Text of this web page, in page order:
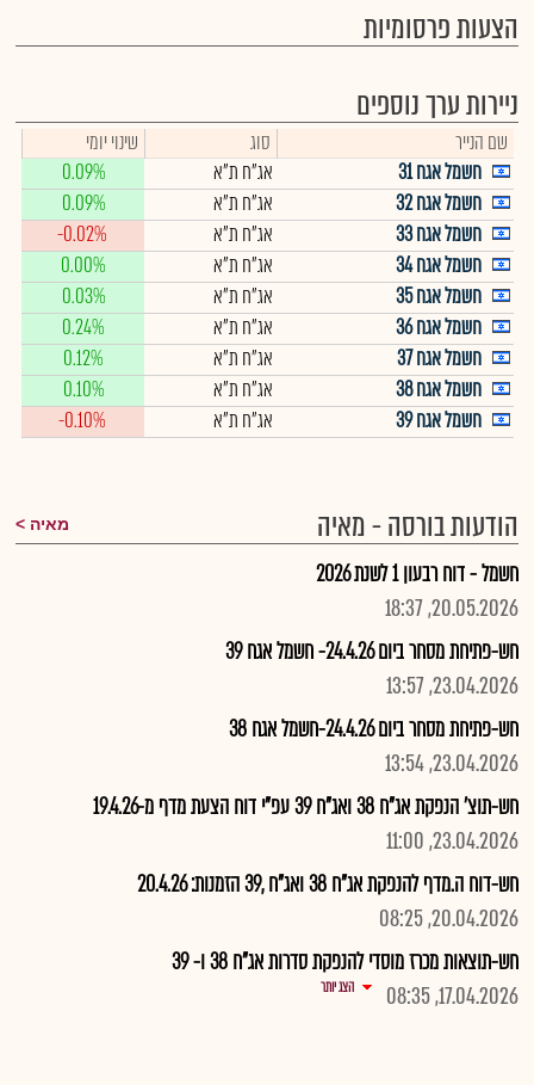
הצעות פרסומיות
ניירות ערך נוספים
שם הנייר סוג
שינוי יומי
חשמל אגח 31
אג"ח ת"א
0.09%
חשמל אגח 32
אג"ח ת"א
0.09%
חשמל אגח 33
אג"ח ת"א
-0.02%
חשמל אגח 34
אג"ח ת"א
0.00%
חשמל אגח 35
אג"ח ת"א
0.03%
חשמל אגח 36
אג"ח ת"א
0.24%
חשמל אגח 37
אג"ח ת"א
0.12%
חשמל אגח 38
אג"ח ת"א
0.10%
חשמל אגח 39
אג"ח ת"א -0.10%
הודעות בורסה - מאיה מאיה
חשמל - דוח רבעון 1 לשנת 2026
20.05.2026, 18:37
חש-פתיחת מסחר ביום 24.4.26- חשמל אגח 39
23.04.2026, 13:57
חש-פתיחת מסחר ביום 24.4.26-חשמל אגח 38
23.04.2026, 13:54
חש-תוצ' הנפקת אג"ח 38 ואג"ח 39 עפ"י דוח הצעת מדף מ-19.4.26
23.04.2026, 11:00
חש-דוח ה.מדף להנפקת אג"ח 38 ואג"ח ,39 הזמנות: 20.4.26
20.04.2026, 08:25
חש-תוצאות מכרז מוסדי להנפקת סדרות אג"ח 38 ו- 39
17.04.2026, 08:35
הצג יותר